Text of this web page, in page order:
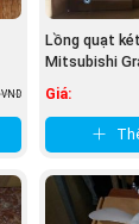
VND
Lồng quạt
Mitsubishi
Giá: